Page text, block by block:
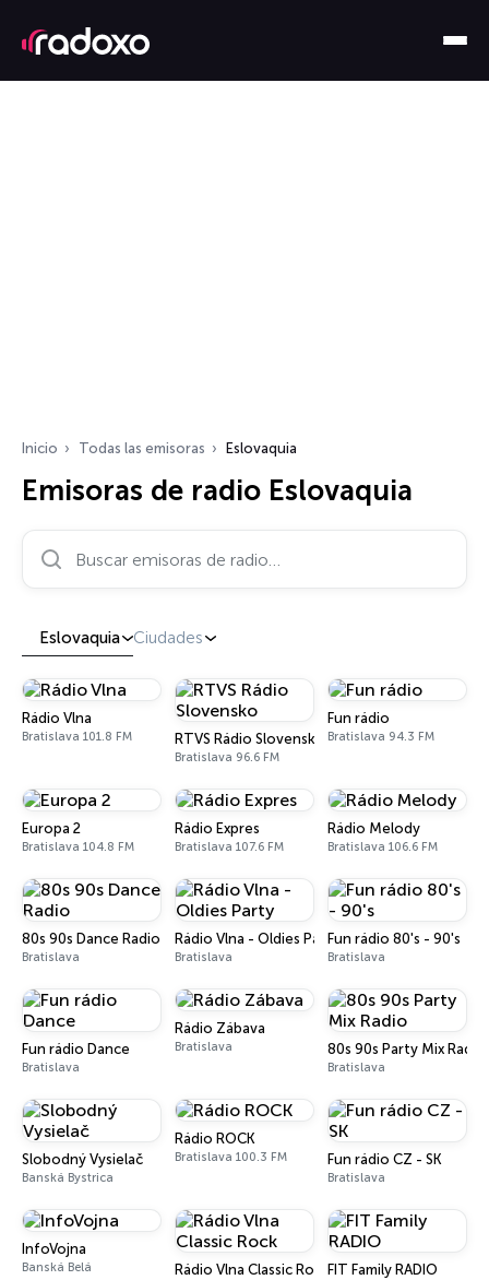
Inicio Todas las emisoras Eslovaquia
Emisoras de radio Eslovaquia
Buscar emisoras de radio…
Eslovaquia Ciudades
Rádio Vlna
Bratislava 101.8 FM RTVS Rádio Slovensko
Bratislava 96.6 FM
Fun rádio
Bratislava 94.3 FM
Europa 2
Bratislava 104.8 FM
Rádio Expres
Bratislava 107.6 FM
Rádio Melody
Bratislava 106.6 FM
80s 90s Dance Radio
Bratislava
Rádio Vlna - Oldies Party
Bratislava
Fun rádio 80's - 90's
Bratislava
Fun rádio Dance
Bratislava
Rádio Zábava
Bratislava 80s 90s Party Mix Radio
Bratislava
Slobodný Vysielač
Banská Bystrica
Rádio ROCK
Bratislava 100.3 FM Fun rádio CZ - SK
Bratislava
InfoVojna
Banská Belá Rádio Vlna Classic Rock FIT Family RADIO